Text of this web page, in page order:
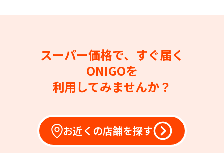
スーパー価格で、すぐ届く
ONIGOを
利用してみませんか？
お近くの店舗を探す